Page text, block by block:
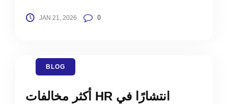
JAN 21, 2026 0
BLOG
أكثر مخالفات HR انتشارًا في